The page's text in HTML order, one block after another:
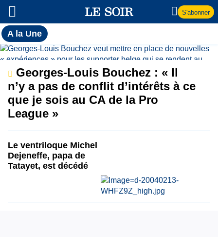
S'abonner
A la UneToutes
l'actualité
du Soir
A
la
Une
Georges-Louis Bouchez : « Il
n’y a pas de conflit d’intérêts à ce
que je sois au CA de la Pro
League »
Le ventriloque Michel
Dejeneffe, papa de
Tatayet, est décédé